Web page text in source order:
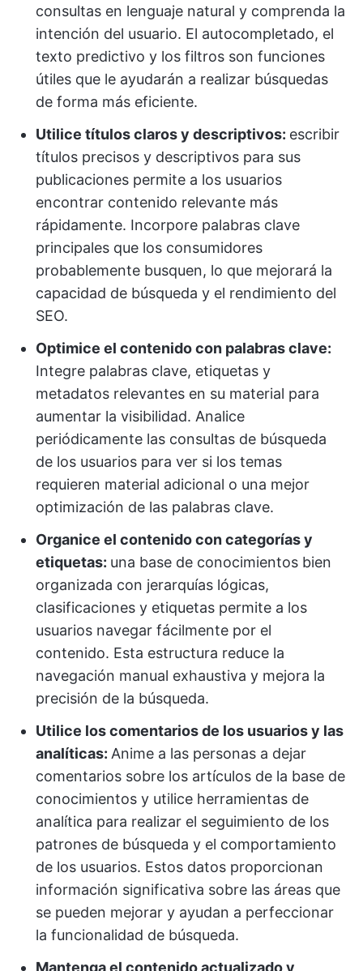
consultas en lenguaje natural y comprenda la
intención del usuario. El autocompletado, el
texto predictivo y los filtros son funciones
útiles que le ayudarán a realizar búsquedas
de forma más eficiente.
Utilice títulos claros y descriptivos: escribir
títulos precisos y descriptivos para sus
publicaciones permite a los usuarios
encontrar contenido relevante más
rápidamente. Incorpore palabras clave
principales que los consumidores
probablemente busquen, lo que mejorará la
capacidad de búsqueda y el rendimiento del
SEO.
Optimice el contenido con palabras clave:
Integre palabras clave, etiquetas y
metadatos relevantes en su material para
aumentar la visibilidad. Analice
periódicamente las consultas de búsqueda
de los usuarios para ver si los temas
requieren material adicional o una mejor
optimización de las palabras clave.
Organice el contenido con categorías y
etiquetas: una base de conocimientos bien
organizada con jerarquías lógicas,
clasificaciones y etiquetas permite a los
usuarios navegar fácilmente por el
contenido. Esta estructura reduce la
navegación manual exhaustiva y mejora la
precisión de la búsqueda.
Utilice los comentarios de los usuarios y las
analíticas: Anime a las personas a dejar
comentarios sobre los artículos de la base de
conocimientos y utilice herramientas de
analítica para realizar el seguimiento de los
patrones de búsqueda y el comportamiento
de los usuarios. Estos datos proporcionan
información significativa sobre las áreas que
se pueden mejorar y ayudan a perfeccionar
la funcionalidad de búsqueda.
Mantenga el contenido actualizado y